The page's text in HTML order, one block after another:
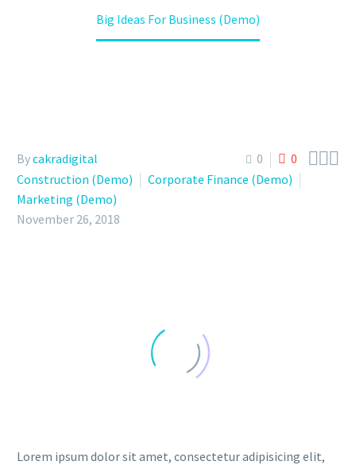
Big Ideas For Business (Demo)
0 0 
Bycakradigital
Construction (Demo)
Corporate Finance (Demo)
Marketing (Demo)
November 26, 2018
Lorem ipsum dolor sit amet, consectetur adipisicing elit,